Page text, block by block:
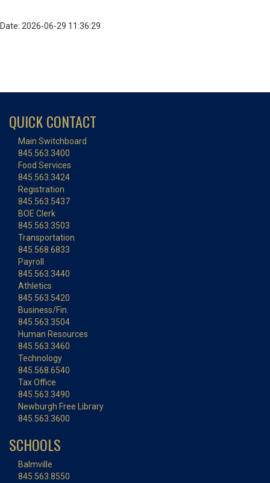
Date: 2026-06-29 11:36:29
QUICK CONTACT
Main Switchboard
845.563.3400
Food Services
845.563.3424
Registration
845.563.5437
BOE Clerk
845.563.3503
Transportation
845.568.6833
Payroll
845.563.3440
Athletics
845.563.5420
Business/Fin.
845.563.3504
Human Resources
845.563.3460
Technology
845.568.6540
Tax Office
845.563.3490
Newburgh Free Library
845.563.3600
SCHOOLS
Balmville
845.563.8550